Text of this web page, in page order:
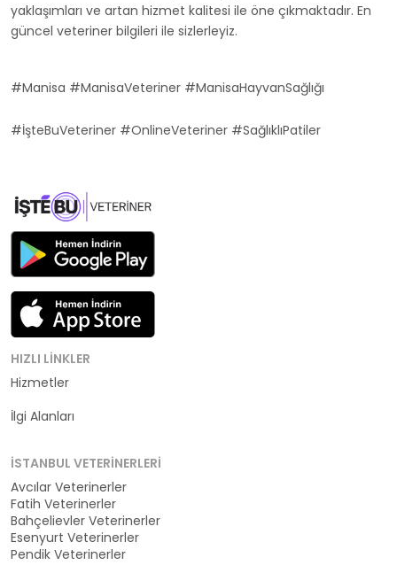
yaklaşımları ve artan hizmet kalitesi ile öne çıkmaktadır. En
güncel veteriner bilgileri ile sizlerleyiz.
#Manisa #ManisaVeteriner #ManisaHayvanSağlığı
#İşteBuVeteriner #OnlineVeteriner #SağlıklıPatiler
HIZLI LINKLER
Hizmetler
İlgi Alanları
İSTANBUL VETERINERLERI
Avcılar Veterinerler
Fatih Veterinerler
Bahçelievler Veterinerler
Esenyurt Veterinerler
Pendik Veterinerler